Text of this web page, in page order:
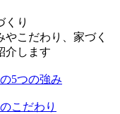
くり
こだわり、家づく
介します
5つの強み
こだわり